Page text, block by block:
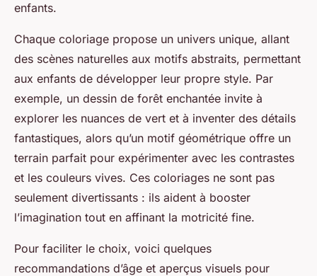
enfants.
Chaque coloriage propose un univers unique, allant
des scènes naturelles aux motifs abstraits, permettant
aux enfants de développer leur propre style. Par
exemple, un dessin de forêt enchantée invite à
explorer les nuances de vert et à inventer des détails
fantastiques, alors qu’un motif géométrique offre un
terrain parfait pour expérimenter avec les contrastes
et les couleurs vives. Ces coloriages ne sont pas
seulement divertissants : ils aident à booster
l’imagination tout en affinant la motricité fine.
Pour faciliter le choix, voici quelques
recommandations d’âge et aperçus visuels pour